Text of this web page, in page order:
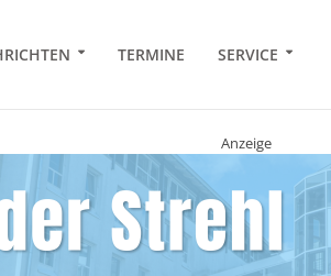
TERMINE SERVICE
Anzeige